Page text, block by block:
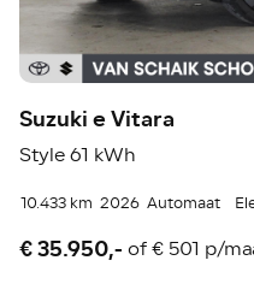
Suzuki e Vitara
Style 61 kWh
10.433 km 2026 Automaat
€ 35.950,- of€ 501 p/